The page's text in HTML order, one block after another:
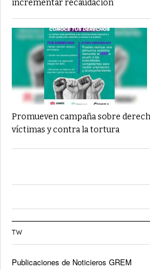
incrementar recaudación
Promueven campaña sobre
víctimas y contra la tortura
TW
Publicaciones de Noticieros GREM